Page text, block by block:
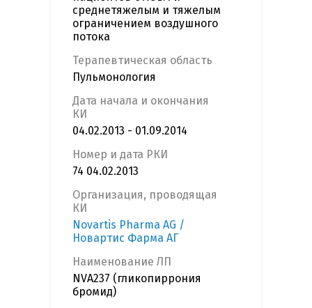
среднетяжелым и тяжелым
ограничением воздушного
потока
Терапевтическая область
Пульмонология
Дата начала и окончания
КИ
04.02.2013 - 01.09.2014
Номер и дата РКИ
74 04.02.2013
Организация, проводящая
КИ
Novartis Pharma AG /
Новартис Фарма АГ
Наименование ЛП
NVA237 (гликопиррония
бромид)